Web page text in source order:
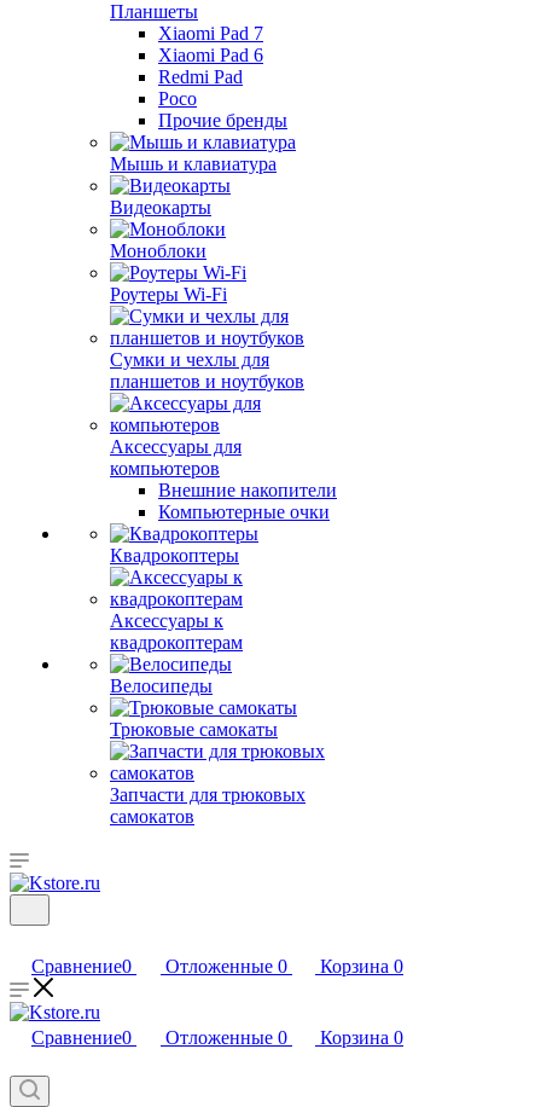
Планшеты
Xiaomi Pad 7
Xiaomi Pad 6
Redmi Pad
Poco
Прочие бренды
Мышь и клавиатура
Видеокарты
Моноблоки
Роутеры Wi-Fi
Сумки и чехлы для
планшетов и ноутбуков
Аксессуары для
компьютеров
Внешние накопители
Компьютерные очки
Квадрокоптеры
Аксессуары к
квадрокоптерам
Велосипеды
Трюковые самокаты
Запчасти для трюковых
самокатов
Сравнение0 Отложенные 0 Корзина 0
Сравнение0 Отложенные 0 Корзина 0